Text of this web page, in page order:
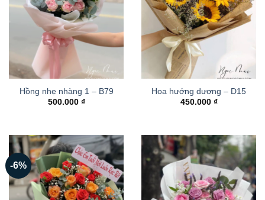
Hồng nhẹ nhàng 1 – B79
500.000 ₫
Hoa hướng dương – D15
450.000 ₫
-6%